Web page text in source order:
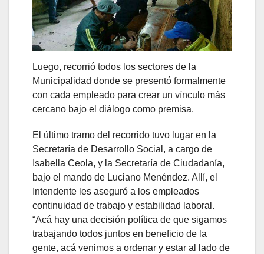
Luego, recorrió todos los sectores de la
Municipalidad donde se presentó formalmente
con cada empleado para crear un vínculo más
cercano bajo el diálogo como premisa.
El último tramo del recorrido tuvo lugar en la
Secretaría de Desarrollo Social, a cargo de
Isabella Ceola, y la Secretaría de Ciudadanía,
bajo el mando de Luciano Menéndez. Allí, el
Intendente les aseguró a los empleados
continuidad de trabajo y estabilidad laboral.
“Acá hay una decisión política de que sigamos
trabajando todos juntos en beneficio de la
gente, acá venimos a ordenar y estar al lado de